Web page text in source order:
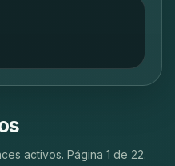
activos. Página 1 de 22.